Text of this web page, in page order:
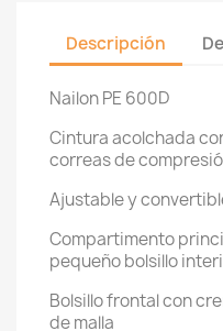
Descripción
Nailon PE 600D
Cintura acolchada
correas de
Ajustable y
Compartimento
pequeño bolsillo
Bolsillo frontal con
de malla